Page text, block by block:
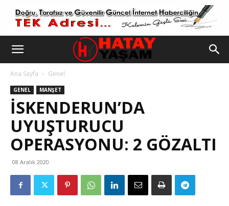
Ana Sayfa Genel
GENEL MANŞET
İSKENDERUN’DA
UYUŞTURUCU
OPERASYONU: 2 GÖZALTI
08 Aralık 2020